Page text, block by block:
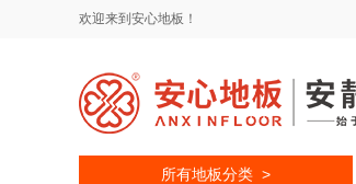
欢迎来到安心地板！
所有地板分类 >